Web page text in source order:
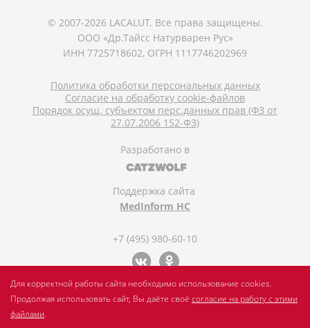
© 2007-2026 LACALUT. Все права защищены.
ООО «Др.Тайсс Натурварен Рус»
ИНН 7725718602, ОГРН 1117746202969
Политика обработки персональных данных
Согласие на обработку cookie-файлов
Порядок осущ. субъектом перс.данных прав (ФЗ от
27.07.2006 152-ФЗ)
Разработано в
Поддержка сайта
MedInform HC
+7 (495) 980-60-10
Для корректной работы сайта необходимо использование cookies.
Продолжая использовать сайт, Вы даёте своё согласие на работу с этими
файлами.